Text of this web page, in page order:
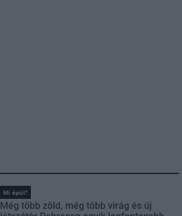
Mi épül?
Még több zöld, még több virág és új